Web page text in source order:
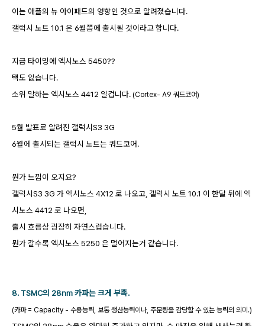
이는 애플의 뉴 아이패드의 영향인 것으로 알려졌습니다.
갤럭시 노트 10.1 은 6월쯤에 출시될 것이라고 합니다.
지금 타이밍에 엑시노스 5450??
택도 없습니다.
소위 말하는 엑시노스 4412 일겁니다. (Cortex- A9 쿼드코어)
5월 발표로 알려진 갤럭시S3 3G
6월에 출시되는 갤럭시 노트는 쿼드코어.
뭔가 느낌이 오지요?
갤럭시S3 3G 가 엑시노스 4X12 로 나오고, 갤럭시 노트 10.1 이 한달 뒤에 엑
시노스 4412 로 나오면,
출시 흐름상 굉장히 자연스럽습니다.
뭔가 갈수록 엑시노스 5250 은 멀어지는거 같습니다.
8. TSMC의 28nm 카파는 크게 부족.
(카파 = Capacity - 수용능력, 보통 생산능력이나, 주문량을 감당할 수 있는 능력의 의미.)